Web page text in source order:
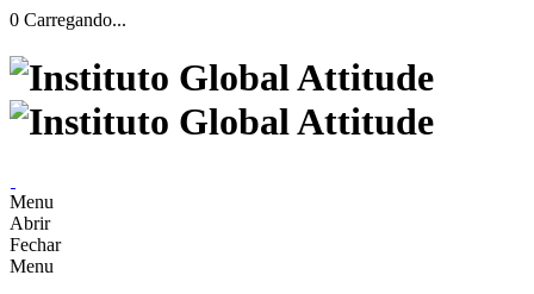
0 Carregando...
Menu
Abrir
Fechar
Menu